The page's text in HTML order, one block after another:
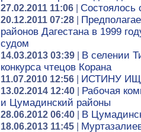
27.02.2011 11:06 Состоялось
20.12.2011 07:28
районов Дагестана в 1999
судом
14.03.2013 03:39
В селении
конкурса чтецов Корана
11.07.2010 12:56 ИСТИНУ
13.02.2014 12:40
Рабочая
и Цумадинский районы
28.06.2012 06:40 В
18.06.2013 11:45